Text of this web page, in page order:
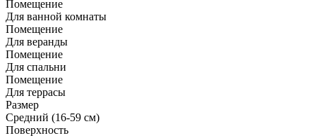
Помещение
Для ванной комнаты
Помещение
Для веранды
Помещение
Для спальни
Помещение
Для террасы
Размер
Средний (16-59 см)
Поверхность